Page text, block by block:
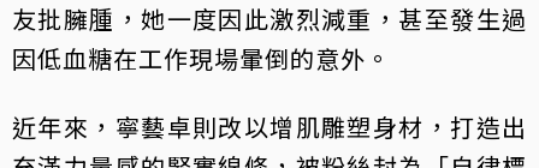
友批臃腫，她一度因此激烈減重，甚至發生過
因低血糖在工作現場暈倒的意外。
近年來，寧藝卓則改以增肌雕塑身材，打造出